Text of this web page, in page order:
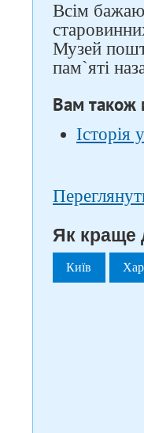
Всім
Музей
пам`яті
Вам також
Історія
Як краще
Київ